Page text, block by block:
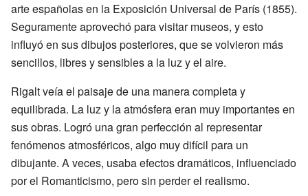
arte españolas en la Exposición Universal de París (1855).
Seguramente aprovechó para visitar museos, y esto
influyó en sus dibujos posteriores, que se volvieron más
sencillos, libres y sensibles a la luz y el aire.
Rigalt veía el paisaje de una manera completa y
equilibrada. La luz y la atmósfera eran muy importantes en
sus obras. Logró una gran perfección al representar
fenómenos atmosféricos, algo muy difícil para un
dibujante. A veces, usaba efectos dramáticos, influenciado
por el Romanticismo, pero sin perder el realismo.